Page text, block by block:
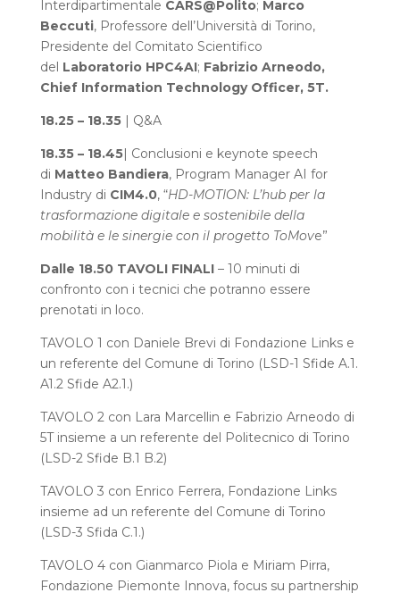
Interdipartimentale CARS@Polito; Marco
Beccuti, Professore dell’Università di Torino,
Presidente del Comitato Scientifico
del Laboratorio HPC4AI; Fabrizio Arneodo,
Chief Information Technology Officer, 5T.
18.25 – 18.35| Q&A
18.35 – 18.45| Conclusioni e keynote speech
di Matteo Bandiera, Program Manager AI for
Industry di CIM4.0, “HD-MOTION: L’hub per la
trasformazione digitale e sostenibile della
mobilità e le sinergie con il progetto ToMove”
Dalle 18.50 TAVOLI FINALI – 10 minuti di
confronto con i tecnici che potranno essere
prenotati in loco.
TAVOLO 1 con Daniele Brevi di Fondazione Links e
un referente del Comune di Torino (LSD-1 Sfide A.1.
A1.2 Sfide A2.1.)
TAVOLO 2 con Lara Marcellin e Fabrizio Arneodo di
5T insieme a un referente del Politecnico di Torino
(LSD-2 Sfide B.1 B.2)
TAVOLO 3 con Enrico Ferrera, Fondazione Links
insieme ad un referente del Comune di Torino
(LSD-3 Sfida C.1.)
TAVOLO 4 con Gianmarco Piola e Miriam Pirra,
Fondazione Piemonte Innova, focus su partnership